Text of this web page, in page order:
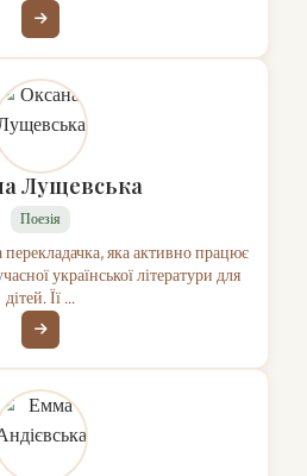
Лущевська
Поезія
яка активно працює
української літератури для
дітей. Її ...